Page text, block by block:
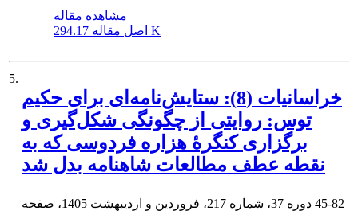
مشاهده مقاله
اصل مقاله 294.17 K
5.
خراسانیات (8): ستایش‌نامه‌ای برای حکیم
توس: روایتی از چگونگی شکل‌گیری و
برگزاری کنگرۀ هزاره فردوسی که به
نقطه عطف مطالعات شاهنامه بدل شد
45-82